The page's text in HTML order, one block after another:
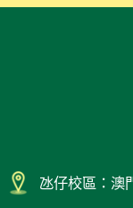
氹仔校區：澳